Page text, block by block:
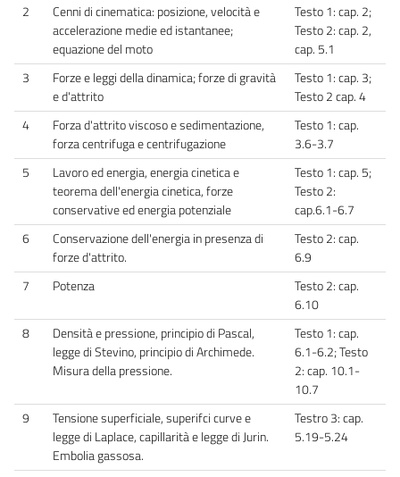
2
Cenni di cinematica: posizione, velocità e
accelerazione medie ed istantanee;
equazione del moto
Testo 1: cap. 2;
Testo 2: cap. 2,
cap. 5.1
3
Forze e leggi della dinamica; forze di gravità
e d'attrito
Testo 1: cap. 3;
Testo 2 cap. 4
4
Forza d'attrito viscoso e sedimentazione,
forza centrifuga e centrifugazione
Testo 1: cap.
3.6-3.7
5
Lavoro ed energia, energia cinetica e
teorema dell'energia cinetica, forze
conservative ed energia potenziale
Testo 1: cap. 5;
Testo 2:
cap.6.1-6.7
6
Conservazione dell'energia in presenza di
forze d'attrito.
Testo 2: cap.
6.9
7
Potenza
Testo 2: cap.
6.10
8
Densità e pressione, principio di Pascal,
legge di Stevino, principio di Archimede.
Misura della pressione.
Testo 1: cap.
6.1-6.2; Testo
2: cap. 10.1-
10.7
9
Tensione superficiale, superifci curve e
legge di Laplace, capillarità e legge di Jurin.
Embolia gassosa.
Testro 3: cap.
5.19-5.24